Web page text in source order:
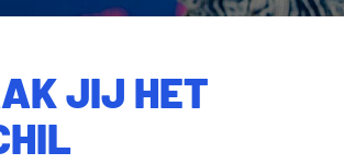
JIJ HET